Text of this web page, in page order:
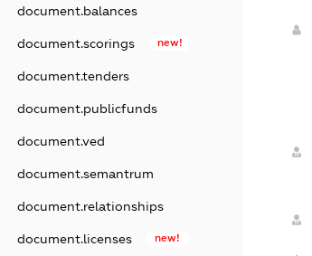
document.balances
document.scorings new!
document.tenders
document.publicfunds
document.ved
document.semantrum
document.relationships
document.licenses new!